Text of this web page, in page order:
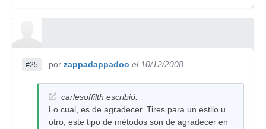
#25 por zappadappadoo el 10/12/2008
carlesoffilth escribió:
Lo cual, es de agradecer. Tires para un estilo u
otro, este tipo de métodos son de agradecer en